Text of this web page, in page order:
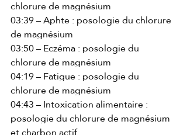
chlorure de magnésium
03:39 – Aphte : posologie du chlorure
de magnésium
03:50 – Eczéma : posologie du
chlorure de magnésium
04:19 – Fatigue : posologie du
chlorure de magnésium
04:43 – Intoxication alimentaire :
posologie du chlorure de magnésium